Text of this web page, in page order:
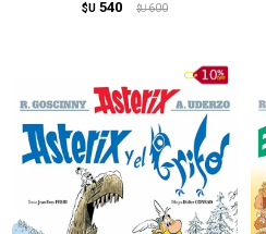
$U 540 $U 600